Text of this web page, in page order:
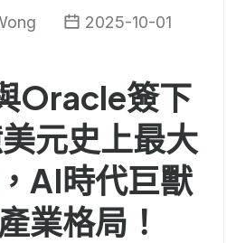
2025-10-01
Oracle簽下
元史上最大
AI時代巨獸
業格局！